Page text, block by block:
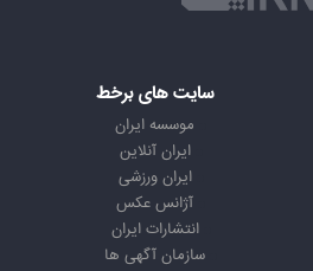
سایت های برخط
موسسه ایران
ایران آنلاین
ایران ورزشی
آژانس عکس
انتشارات ایران
سازمان آگهی ها